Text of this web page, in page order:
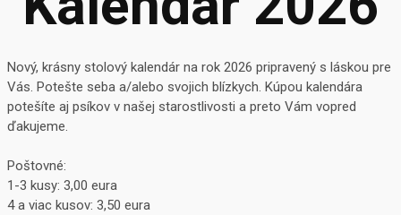
Nový, krásny stolový kalendár na rok 2026 pripravený s láskou pre
Vás. Potešte seba a/alebo svojich blízkych. Kúpou kalendára
potešíte aj psíkov v našej starostlivosti a preto Vám vopred
ďakujeme.
Poštovné:
1-3 kusy: 3,00 eura
4 a viac kusov: 3,50 eura